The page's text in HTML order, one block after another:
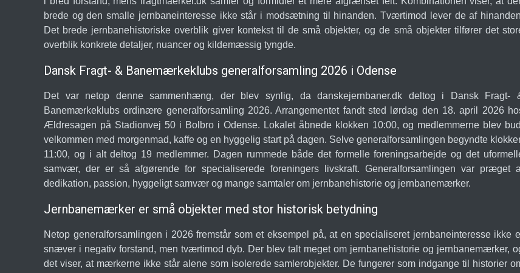
brede og den smalle jernbaneinteresse ikke står i modsætning til hinanden. Tværtimod lever de af
Det brede jernbanehistoriske overblik giver kontekst til de små objekter, og de små objekter tilfører det
overblik konkrete detaljer, nuancer og kildemæssig tyngde.
Dansk Fragt- & Banemærkeklubs generalforsamling 2026 i Odense
Det var netop denne sammenhæng, der blev synlig, da danskejernbaner.dk deltog i Dansk Fragt-
Banemærkeklubs ordinære generalforsamling 2026. Arrangementet fandt sted lørdag den 18. april 2026
Ældresagen på Stadionvej 50 i Bolbro i Odense. Lokalet åbnede klokken 10:00, og medlemmerne blev
velkommen med morgenmad, kaffe og en hyggelig start på dagen. Selve generalforsamlingen begyndte
11:00, og i alt deltog 19 medlemmer. Dagen rummede både det formelle foreningsarbejde og det
samvær, der er så afgørende for specialiserede foreningers livskraft. Generalforsamlingen var præget
dedikation, passion, hyggeligt samvær og mange samtaler om jernbanehistorie og jernbanemærker.
Jernbanemærker er små objekter med stor historisk betydning
Netop generalforsamlingen i 2026 fremstår som et eksempel på, at en specialiseret jernbaneinteresse ikke
snæver i negativ forstand, men tværtimod dyb. Der blev talt meget om jernbanehistorie og jernbanemærker,
det viser, at mærkerne ikke står alene som isolerede samlerobjekter. De fungerer som indgange til historier